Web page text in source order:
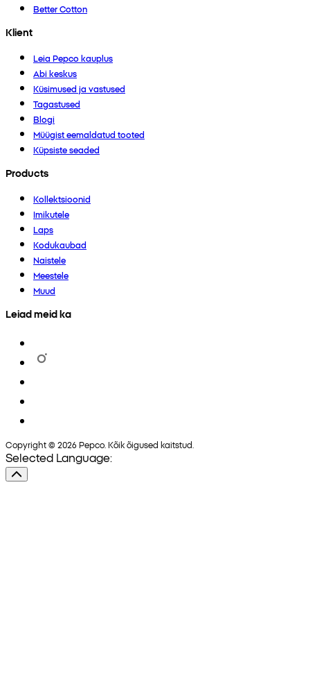
Better Cotton
Klient
Leia Pepco kauplus
Abi keskus
Küsimused ja vastused
Tagastused
Blogi
Müügist eemaldatud tooted
Küpsiste seaded
Products
Kollektsioonid
Imikutele
Laps
Kodukaubad
Naistele
Meestele
Muud
Leiad meid ka
Copyright © 2026 Pepco. Kõik õigused kaitstud.
Selected Language: